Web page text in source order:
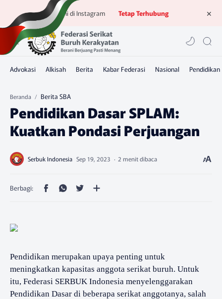
Ikuti kami di Instagram Tetap Terhubung
Beranda Berita SBA
Pendidikan Dasar SPLAM:
Kuatkan Pondasi Perjuangan
2 menit dibaca
Pendidikan merupakan upaya penting untuk
meningkatkan kapasitas anggota serikat buruh. Untuk
itu, Federasi SERBUK Indonesia menyelenggarakan
Pendidikan Dasar di beberapa serikat anggotanya, salah